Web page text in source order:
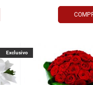
Exclusivo